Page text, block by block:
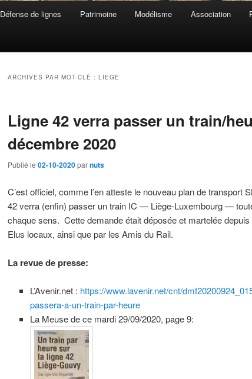
Défense de lignes Patrimoine Modélisme Association
ARCHIVES PAR MOT-CLÉ : LIEGE
Ligne 42 verra passer un train/
décembre 2020
Publié le 02-10-2020parnuts
C’est officiel, comme l’en atteste le nouveau plan de transport
42 verra (enfin) passer un train IC — Liège-Luxembourg —
chaque sens. Cette demande était déposée et martelée
Elus locaux, ainsi que par les Amis du Rail.
La revue de presse:
L’Avenir.net : https://www.lavenir.net/cnt/
passera-a-un-train-par-heure
La Meuse de ce mardi 29/09/2020, page 9: